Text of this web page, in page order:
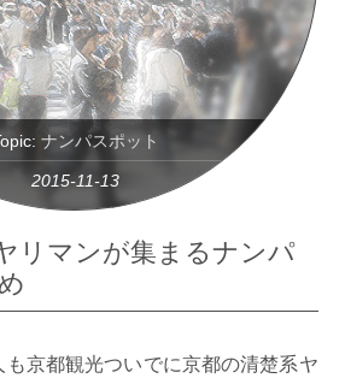
ナンパスポット
2015-11-13
リマンが集まるナンパ
京都観光ついでに京都の清楚系ヤ